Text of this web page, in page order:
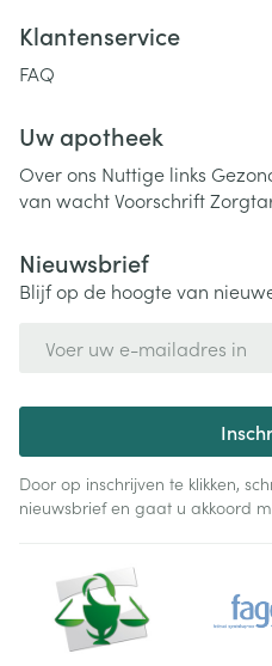
Klantenservice
FAQ
Uw apotheek
Over ons Nuttige links
van wachtVoorschrift
Nieuwsbrief
Blijf op de hoogte van
Door op inschrijven te klikken,
nieuwsbrief en gaat u akkoord